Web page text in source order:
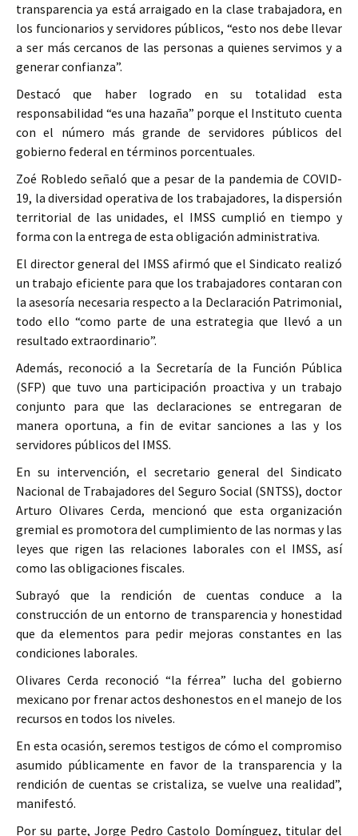
transparencia ya está arraigado en la clase trabajadora, en
los funcionarios y servidores públicos, “esto nos debe llevar
a ser más cercanos de las personas a quienes servimos y a
generar confianza”.
Destacó que haber logrado en su totalidad esta
responsabilidad “es una hazaña” porque el Instituto cuenta
con el número más grande de servidores públicos del
gobierno federal en términos porcentuales.
Zoé Robledo señaló que a pesar de la pandemia de COVID-
19, la diversidad operativa de los trabajadores, la dispersión
territorial de las unidades, el IMSS cumplió en tiempo y
forma con la entrega de esta obligación administrativa.
El director general del IMSS afirmó que el Sindicato realizó
un trabajo eficiente para que los trabajadores contaran con
la asesoría necesaria respecto a la Declaración Patrimonial,
todo ello “como parte de una estrategia que llevó a un
resultado extraordinario”.
Además, reconoció a la Secretaría de la Función Pública
(SFP) que tuvo una participación proactiva y un trabajo
conjunto para que las declaraciones se entregaran de
manera oportuna, a fin de evitar sanciones a las y los
servidores públicos del IMSS.
En su intervención, el secretario general del Sindicato
Nacional de Trabajadores del Seguro Social (SNTSS), doctor
Arturo Olivares Cerda, mencionó que esta organización
gremial es promotora del cumplimiento de las normas y las
leyes que rigen las relaciones laborales con el IMSS, así
como las obligaciones fiscales.
Subrayó que la rendición de cuentas conduce a la
construcción de un entorno de transparencia y honestidad
que da elementos para pedir mejoras constantes en las
condiciones laborales.
Olivares Cerda reconoció “la férrea” lucha del gobierno
mexicano por frenar actos deshonestos en el manejo de los
recursos en todos los niveles.
En esta ocasión, seremos testigos de cómo el compromiso
asumido públicamente en favor de la transparencia y la
rendición de cuentas se cristaliza, se vuelve una realidad”,
manifestó.
Por su parte, Jorge Pedro Castolo Domínguez, titular del